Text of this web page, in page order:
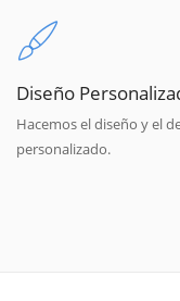
Diseño
Hacemos el diseño y el
personalizado.